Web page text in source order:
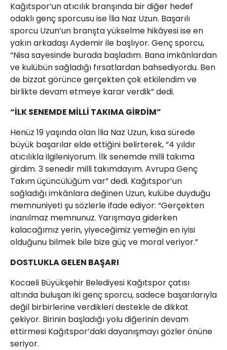
Kağıtspor’un atıcılık branşında bir diğer hedef
odaklı genç sporcusu ise İlia Naz Uzun. Başarılı
sporcu Uzun’un branşta yükselme hikâyesi ise en
yakın arkadaşı Aydemir ile başlıyor. Genç sporcu,
“Nisa sayesinde burada başladım. Bana imkânlardan
ve kulübün sağladığı fırsatlardan bahsediyordu. Ben
de bizzat görünce gerçekten çok etkilendim ve
birlikte devam etmeye karar verdik” dedi.
“İLK SENEMDE MİLLİ TAKIMA GİRDİM”
Henüz 19 yaşında olan İlia Naz Uzun, kısa sürede
büyük başarılar elde ettiğini belirterek, “4 yıldır
atıcılıkla ilgileniyorum. İlk senemde milli takıma
girdim. 3 senedir milli takımdayım. Avrupa Genç
Takım üçüncülüğüm var” dedi. Kağıtspor’un
sağladığı imkânlara değinen Uzun, kulübe duyduğu
memnuniyeti şu sözlerle ifade ediyor: “Gerçekten
inanılmaz memnunuz. Yarışmaya giderken
kalacağımız yerin, yiyeceğimiz yemeğin en iyisi
olduğunu bilmek bile bize güç ve moral veriyor.”
DOSTLUKLA GELEN BAŞARI
Kocaeli Büyükşehir Belediyesi Kağıtspor çatısı
altında buluşan iki genç sporcu, sadece başarılarıyla
değil birbirlerine verdikleri destekle de dikkat
çekiyor. Birinin başladığı yolu diğerinin devam
ettirmesi Kağıtspor’daki dayanışmayı gözler önüne
seriyor.